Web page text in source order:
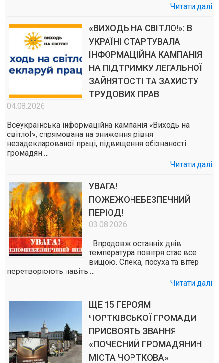
Читати далі
«ВИХОДЬ НА СВІТЛО!»: В
УКРАЇНІ СТАРТУВАЛА
ІНФОРМАЦІЙНА КАМПАНІЯ
НА ПІДТРИМКУ ЛЕГАЛЬНОЇ
ЗАЙНЯТОСТІ ТА ЗАХИСТУ
ТРУДОВИХ ПРАВ
04.08.2026
Всеукраїнська інформаційна кампанія «Виходь на
світло!», спрямована на зниження рівня
незадекларованої праці, підвищення обізнаності
громадян …
Читати далі
УВАГА!
ПОЖЕЖОНЕБЕЗПЕЧНИЙ
ПЕРІОД!
03.08.2026
Впродовж останніх днів
температура повітря стає все
вищою. Спека, посуха та вітер
перетворюють навіть …
Читати далі
ЩЕ 15 ГЕРОЯМ
ЧОРТКІВСЬКОЇ ГРОМАДИ
ПРИСВОЯТЬ ЗВАННЯ
«ПОЧЕСНИЙ ГРОМАДЯНИН
МІСТА ЧОРТКОВА»